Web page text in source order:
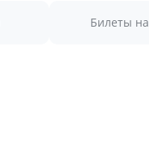
Билеты на